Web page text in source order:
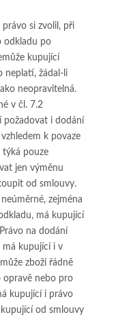
právo si zvolil, při
odkladu po
kupující
neplatí, žádal-li
neopravitelná.
v čl. 7.2
požadovat i dodání
k povaze
týká pouze
jen výměnu
od smlouvy.
zejména
má kupující
na dodání
má kupující i v
zboží řádně
opravě nebo pro
kupující i právo
od smlouvy